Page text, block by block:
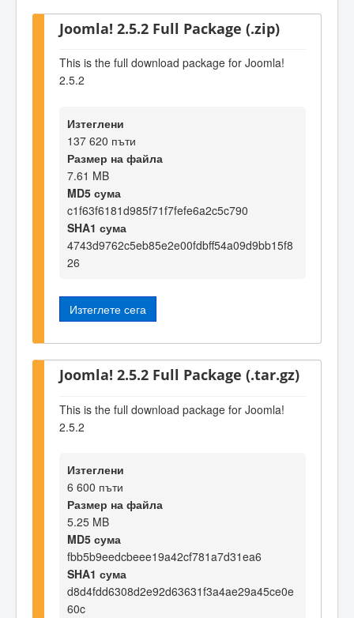
Joomla! 2.5.2 Full Package (.zip)
This is the full download package for Joomla!
2.5.2
Изтеглени
137 620 пъти
Размер на файла
7.61 MB
MD5 сума
c1f63f6181d985f71f7fefe6a2c5c790
SHA1 сума
4743d9762c5eb85e2e00fdbff54a09d9bb15f8
26
Изтеглете сега
Joomla! 2.5.2 Full Package (.tar.gz)
This is the full download package for Joomla!
2.5.2
Изтеглени
6 600 пъти
Размер на файла
5.25 MB
MD5 сума
fbb5b9eedcbeee19a42cf781a7d31ea6
SHA1 сума
d8d4fdd6308d2e92d63631f3a4ae29a45ce0e
60c